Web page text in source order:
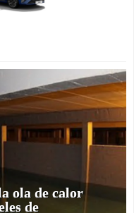
ola de calor
de